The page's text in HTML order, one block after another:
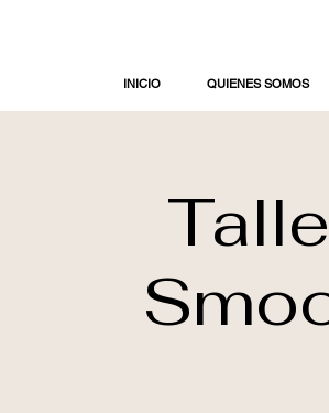
INICIO QUIENES SOMOS